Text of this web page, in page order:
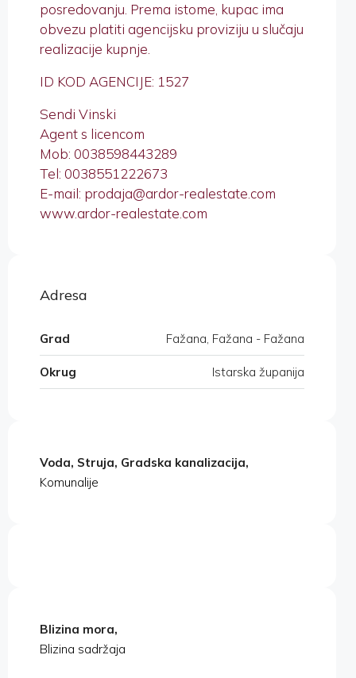
posredovanju. Prema istome, kupac ima
obvezu platiti agencijsku proviziju u slučaju
realizacije kupnje.
ID KOD AGENCIJE: 1527
Sendi Vinski
Agent s licencom
Mob: 0038598443289
Tel: 0038551222673
E-mail: prodaja@ardor-realestate.com
www.ardor-realestate.com
Adresa
Grad Fažana, Fažana - Fažana
Okrug Istarska županija
Voda, Struja, Gradska kanalizacija,
Komunalije
Blizina mora,
Blizina sadržaja